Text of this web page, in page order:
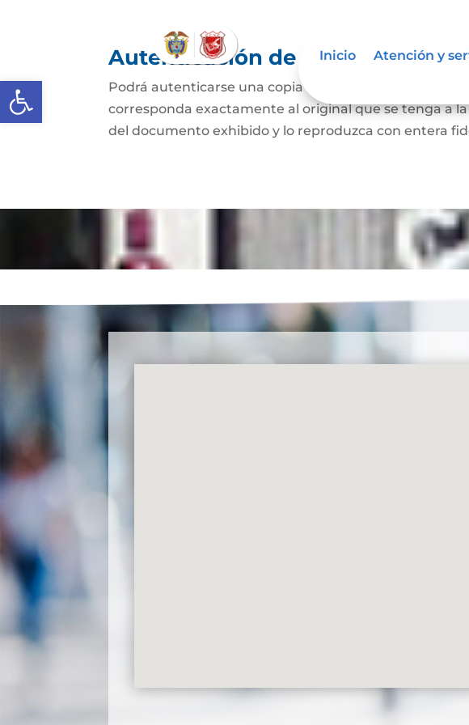
Abrir barra de herramientas
Inicio Atención y
Autenticación de Copias
Podrá autenticarse una copia mecánica o una literal
corresponda exactamente al original que se tenga a
del documento exhibido y lo reproduzca con entera